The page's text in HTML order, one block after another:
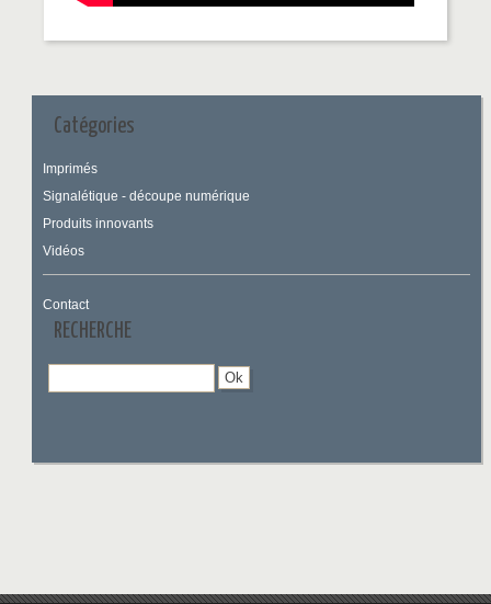
Catégories
Imprimés
Signalétique - découpe numérique
Produits innovants
Vidéos
Contact
RECHERCHE